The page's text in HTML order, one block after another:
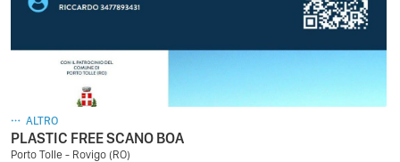
ALTRO
PLASTIC FREE SCANO BOA
Porto Tolle - Rovigo (RO)